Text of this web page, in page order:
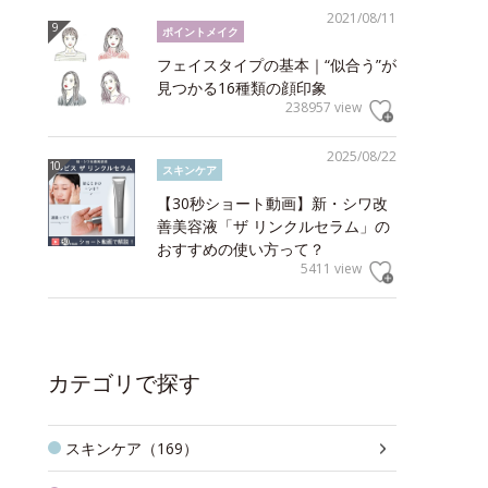
2021/08/11
ポイントメイク
フェイスタイプの基本｜“似合う”が
見つかる16種類の顔印象
238957 view
2025/08/22
スキンケア
【30秒ショート動画】新・シワ改
善美容液「ザ リンクルセラム」の
おすすめの使い方って？
5411 view
カテゴリで探す
スキンケア（169）